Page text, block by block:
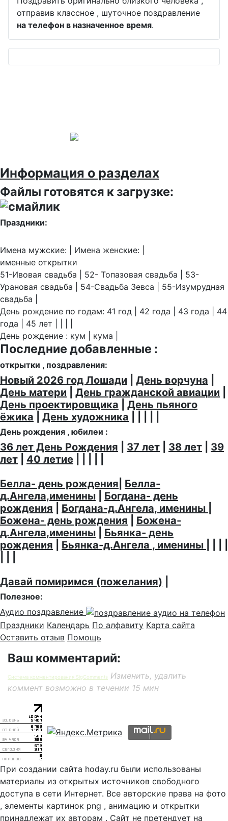
отправив классное , шуточное поздравление
на телефон в назначенное время.
Информация о разделах
Файлы готовятся к загрузке:
Праздники:
Имена мужские: | Имена женские: |
именные открытки
51-Ивовая свадьба | 52- Топазовая свадьба | 53-
Урановая свадьба | 54-Свадьба Зевса | 55-Изумрудная
свадьба |
День рождение по годам: 41 год | 42 года | 43 года | 44
года | 45 лет | | | |
День рождение : кум | кума |
Последние добавленные :
открытки , поздравления:
Новый 2026 год Лошади День ворчуна
День матери
День гражданской авиации
День проектировщика
День пьяного
ёжика
День художника
День рождения , юбилеи :
36 лет День Рождения 37 лет 38 лет
39
лет
40 летие
Белла- день рождения Белла-
д.Ангела,именины
Богдана- день
рождения
Богдана-д.Ангела, именины
Божена- день рождения
Божена-
д.Ангела,именины
Бьянка- день
рождения
Бьянка-д.Ангела , именины
Давай помиримся (пожелания)
Полезное:
Аудио поздравление
Праздники Календарь По алфавиту Карта сайта
Оставить отзыв Помощь
Ваш комментарий:
Система комментирования SigComments
Изменить, удалить
коммент возможно в течении 15 мин
При создании сайта hoday.ru были использованы
материалы из открытых источников свободного
доступа в сети Интернет. Все авторские права на фото
, элементы картинок png , анимацию и открытки
принадлежат их авторам . Сайт не претендует на